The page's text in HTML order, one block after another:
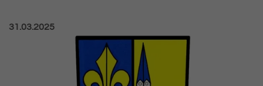
Veröffentlicht am:
31.03.2025